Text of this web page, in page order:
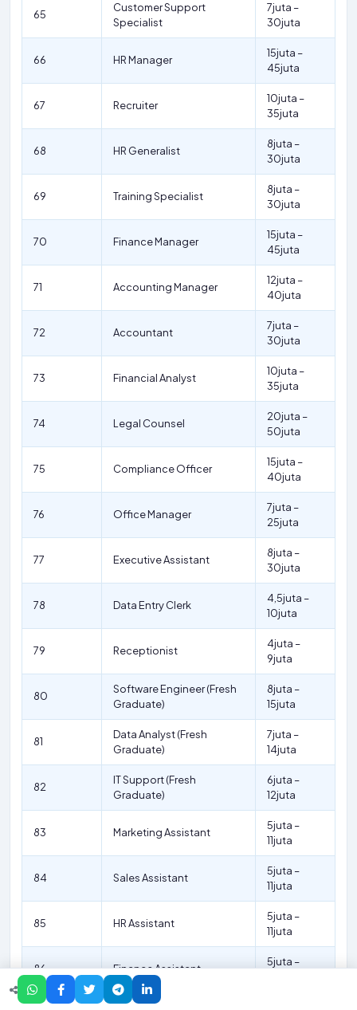
65
Customer Support
Specialist
7juta –
30juta
66 HR Manager
15juta –
45juta
67 Recruiter
10juta –
35juta
68 HR Generalist
8juta –
30juta
69 Training Specialist
8juta –
30juta
70 Finance Manager
15juta –
45juta
71 Accounting Manager
12juta –
40juta
72 Accountant
7juta –
30juta
73 Financial Analyst
10juta –
35juta
74 Legal Counsel
20juta –
50juta
75 Compliance Officer
15juta –
40juta
76 Office Manager
7juta –
25juta
77 Executive Assistant
8juta –
30juta
78 Data Entry Clerk
4,5juta –
10juta
79 Receptionist
4juta –
9juta
80
Software Engineer (Fresh
Graduate)
8juta –
15juta
81
Data Analyst (Fresh
Graduate)
7juta –
14juta
82
IT Support (Fresh
Graduate)
6juta –
12juta
83 Marketing Assistant
5juta –
11juta
84 Sales Assistant
5juta –
11juta
85 HR Assistant
5juta –
11juta
86 Finance Assistant
5juta –
Content Writer (Entry